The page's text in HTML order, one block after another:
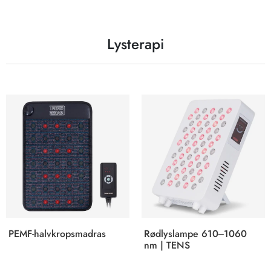
Lysterapi
PEMF-halvkropsmadras
Rødlyslampe 610–1060
nm | TENS